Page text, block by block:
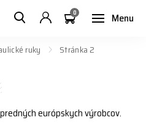
Menu
0
ruky Stránka 2
európskych výrobcov.